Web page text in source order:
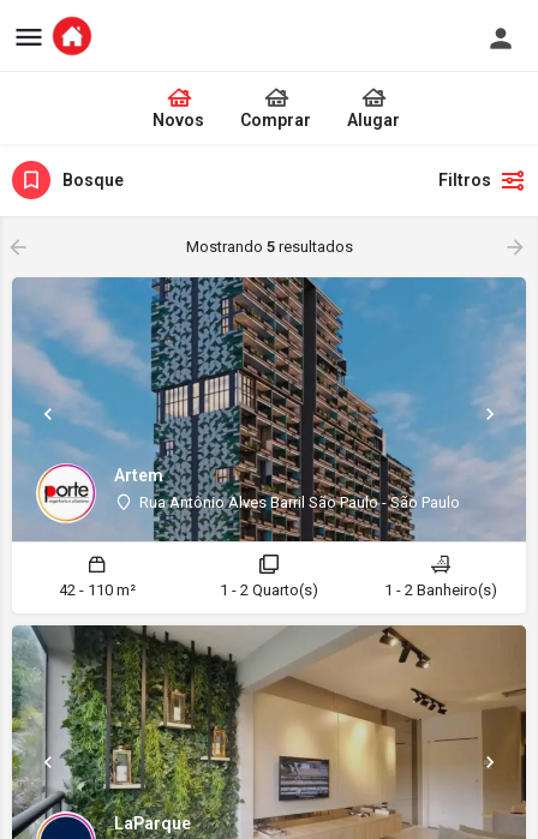
Novos Comprar Alugar
Bosque Filtros
Mostrando 5resultados
Artem
Rua Antônio Alves Barril São Paulo - São Paulo
42 - 110 m² 1 - 2 Quarto(s) 1 - 2 Banheiro(s)
LaParque